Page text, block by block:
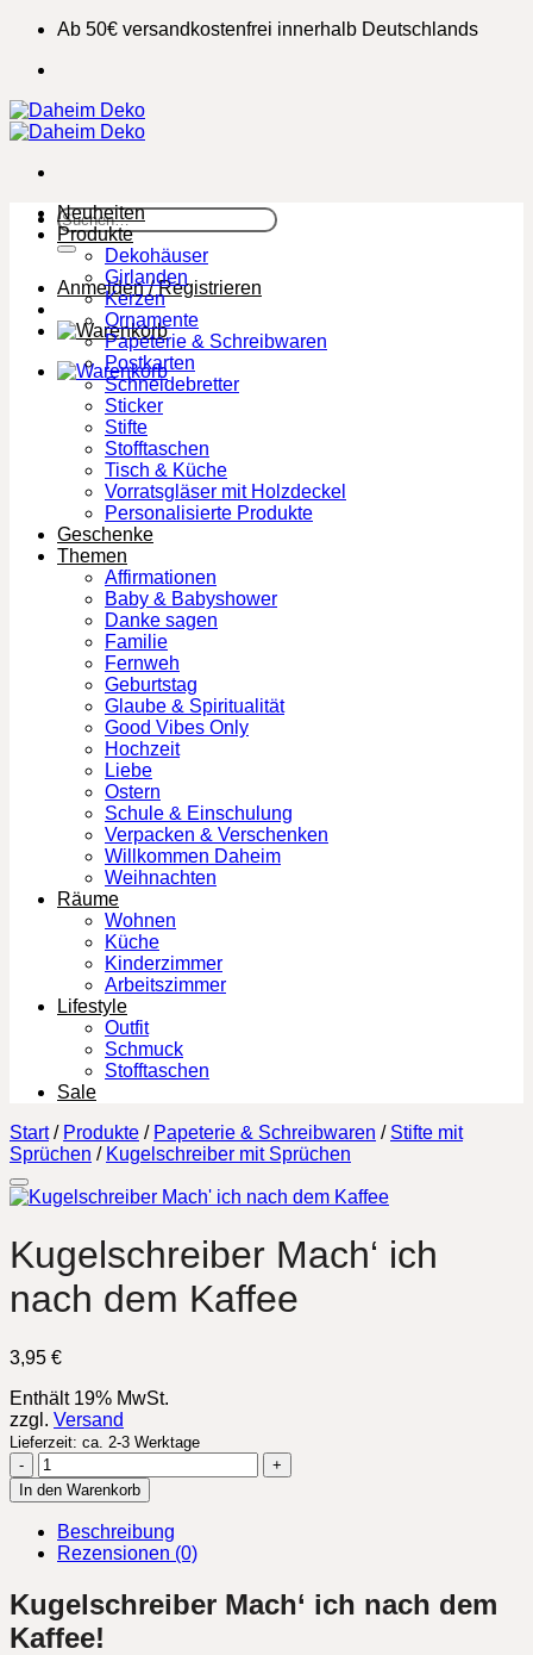
Zum
springen
Ab 50€ versandkostenfrei innerhalb Deutschlands
Suchen
nach:
Anmelden / Registrieren
Neuheiten
Produkte
Dekohäuser
Girlanden
Kerzen
Ornamente
Papeterie & Schreibwaren
Postkarten
Schneidebretter
Sticker
Stifte
Stofftaschen
Tisch & Küche
Vorratsgläser mit Holzdeckel
Personalisierte Produkte
Geschenke
Themen
Affirmationen
Baby & Babyshower
Danke sagen
Familie
Fernweh
Geburtstag
Glaube & Spiritualität
Good Vibes Only
Hochzeit
Liebe
Ostern
Schule & Einschulung
Verpacken & Verschenken
Willkommen Daheim
Weihnachten
Räume
Wohnen
Küche
Kinderzimmer
Arbeitszimmer
Lifestyle
Outfit
Schmuck
Stofftaschen
Sale
Start / Produkte / Papeterie & Schreibwaren / Stifte mit
Sprüchen / Kugelschreiber mit Sprüchen
Kugelschreiber Mach‘ ich
nach dem Kaffee
3,95 €
Enthält 19% MwSt.
zzgl. Versand
Lieferzeit: ca. 2-3 Werktage
Kugelschreiber
Mach'
ich
nach
dem
Kaffee
Menge
In den Warenkorb
Beschreibung
Rezensionen (0)
Kugelschreiber Mach‘ ich nach dem
Kaffee!